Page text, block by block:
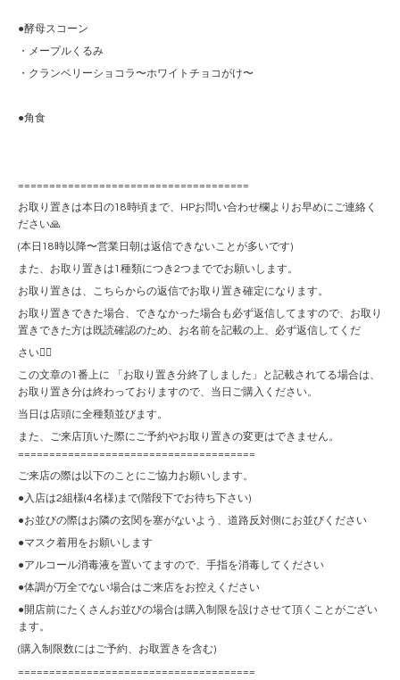
●酵母スコーン
・メープルくるみ
・クランベリーショコラ〜ホワイトチョコがけ〜
●角食
=====================================
お取り置きは本日の18時頃まで、HPお問い合わせ欄よりお早めにご連絡く
ださい🙏
(本日18時以降〜営業日朝は返信できないことが多いです)
また、お取り置きは1種類につき2つまででお願いします。
お取り置きは、こちらからの返信でお取り置き確定になります。
お取り置きできた場合、できなかった場合も必ず返信してますので、お取り
置きできた方は既読確認のため、お名前を記載の上、必ず返信してくだ
さい🙇‍♀️
この文章の1番上に 「お取り置き分終了しました」と記載されてる場合は、
お取り置き分は終わっておりますので、当日ご購入ください。
当日は店頭に全種類並びます。
また、ご来店頂いた際にご予約やお取り置きの変更はできません。
======================================
ご来店の際は以下のことにご協力お願いします。
●入店は2組様(4名様)まで(階段下でお待ち下さい)
●お並びの際はお隣の玄関を塞がないよう、道路反対側にお並びください
●マスク着用をお願いします
●アルコール消毒液を置いてますので、手指を消毒してください
●体調が万全でない場合はご来店をお控えください
●開店前にたくさんお並びの場合は購入制限を設けさせて頂くことがござい
ます。
(購入制限数にはご予約、お取置きを含む)
======================================